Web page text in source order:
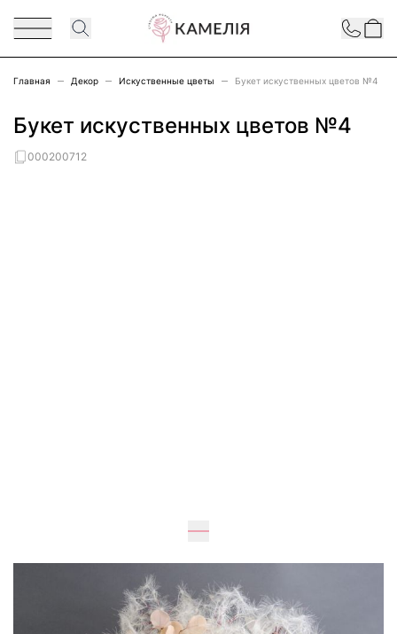
Перейти к содержимому
Contact
Главная Декор Искуственные цветы Букет искуственных цветов №4
Букет искуственных цветов №4
000200712